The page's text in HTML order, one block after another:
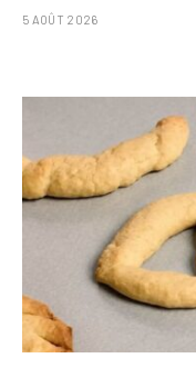
5 AOÛT 2026